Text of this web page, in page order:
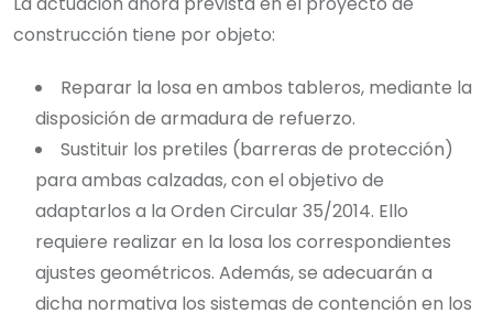
construcción tiene por objeto:
Reparar la losa en ambos tableros, mediante la
disposición de armadura de refuerzo.
Sustituir los pretiles (barreras de protección)
para ambas calzadas, con el objetivo de
adaptarlos a la Orden Circular 35/2014. Ello
requiere realizar en la losa los correspondientes
ajustes geométricos. Además, se adecuarán a
dicha normativa los sistemas de contención en los